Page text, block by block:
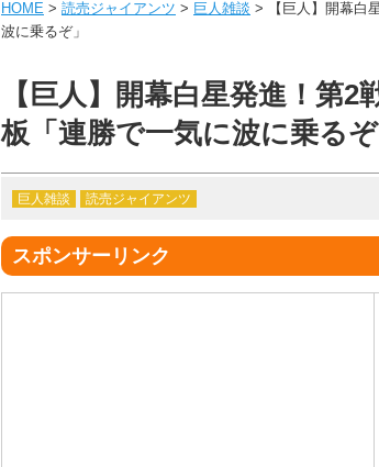
HOME > 読売ジャイアンツ > 巨人雑談 > 【巨人】開幕白
波に乗るぞ」
【巨人】開幕白星発進！第
板「連勝で一気に波に乗るぞ
巨人雑談 読売ジャイアンツ
スポンサーリンク